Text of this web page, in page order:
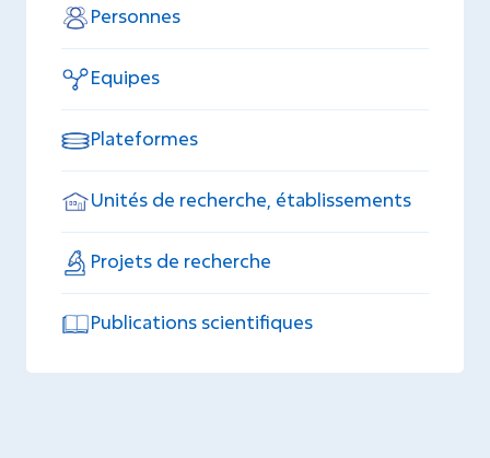
Personnes
Equipes
Plateformes
Unités de recherche, établissements
Projets de recherche
Publications scientifiques